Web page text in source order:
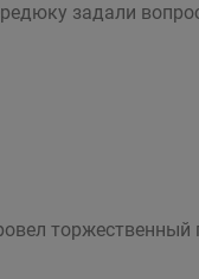
задали
торжественный